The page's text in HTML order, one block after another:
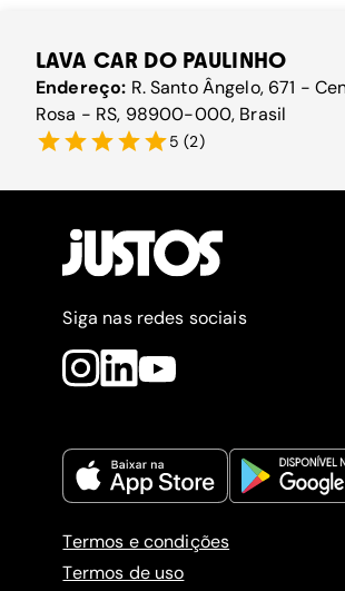
LAVA CAR DO PAULINHO
Endereço: R. Santo Ângelo, 671 -
Rosa - RS, 98900-000, Brasil
5 (2)
Siga nas redes sociais
Termos e condições
Termos de uso